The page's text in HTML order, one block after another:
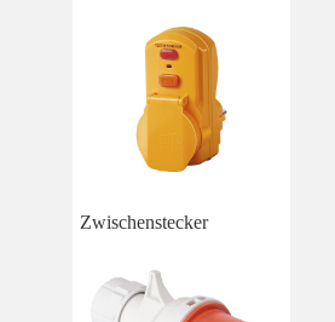
Zwischenstecker